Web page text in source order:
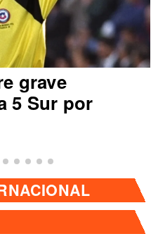
grave
5 Sur por